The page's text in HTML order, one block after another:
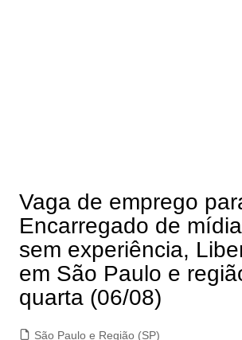
Vaga de emprego
Encarregado de
sem experiência,
em São Paulo e
quarta (06/08)
São Paulo e Região (SP)